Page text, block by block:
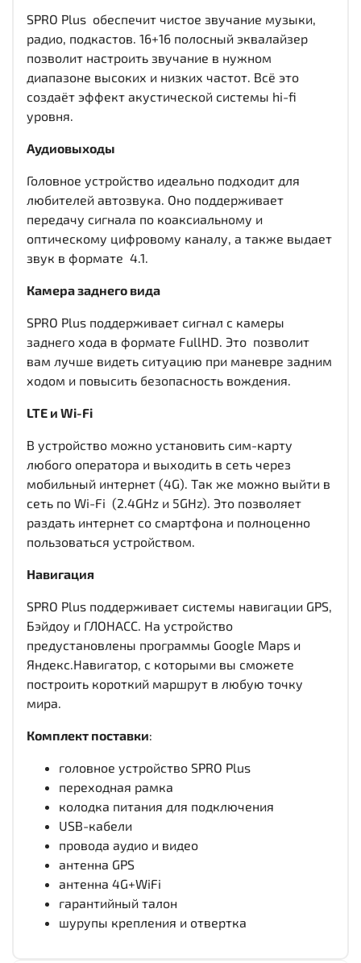
SPRO Plus обеспечит чистое звучание музыки,
радио, подкастов. 16+16 полосный эквалайзер
позволит настроить звучание в нужном
диапазоне высоких и низких частот. Всё это
создаёт эффект акустической системы hi-fi
уровня.
Аудиовыходы
Головное устройство идеально подходит для
любителей автозвука. Оно поддерживает
передачу сигнала по коаксиальному и
оптическому цифровому каналу, а также выдает
звук в формате 4.1.
Камера заднего вида
SPRO Plus поддерживает сигнал с камеры
заднего хода в формате FullHD. Это позволит
вам лучше видеть ситуацию при маневре задним
ходом и повысить безопасность вождения.
LTE и Wi-Fi
В устройство можно установить сим-карту
любого оператора и выходить в сеть через
мобильный интернет (4G). Так же можно выйти в
сеть по Wi-Fi (2.4GHz и 5GHz). Это позволяет
раздать интернет со смартфона и полноценно
пользоваться устройством.
Навигация
SPRO Plus поддерживает системы навигации GPS,
Бэйдоу и ГЛОНАСС. На устройство
предустановлены программы Google Maps и
Яндекс.Навигатор, с которыми вы сможете
построить короткий маршрут в любую точку
мира.
Комплект поставки:
головное устройство SPRO Plus
переходная рамка
колодка питания для подключения
USB-кабели
провода аудио и видео
антенна GPS
антенна 4G+WiFi
гарантийный талон
шурупы крепления и отвертка